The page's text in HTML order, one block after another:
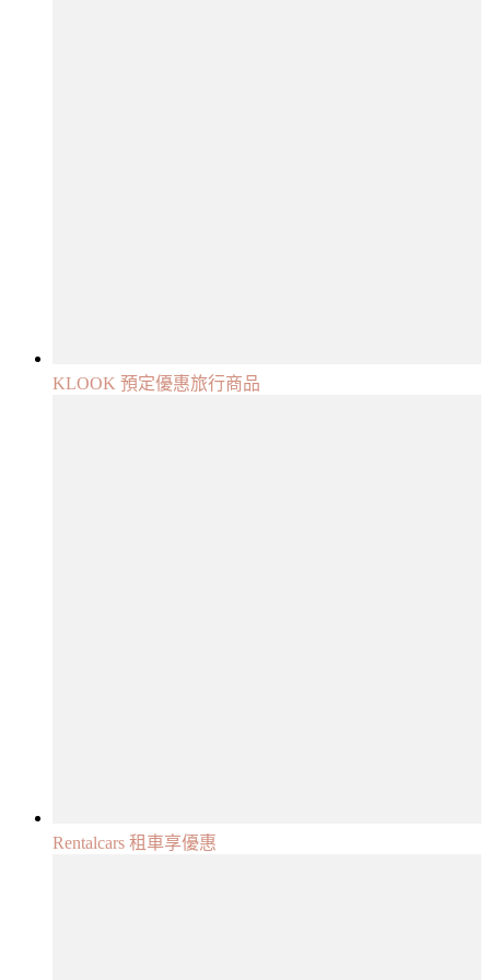
KLOOK 預定優惠旅行商品
Rentalcars 租車享優惠